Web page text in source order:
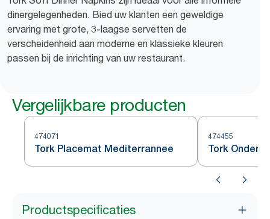
dinergelegenheden. Bied uw klanten een geweldige
ervaring met grote, 3-laagse servetten de
verscheidenheid aan moderne en klassieke kleuren
passen bij de inrichting van uw restaurant.
Vergelijkbare producten
474071
Tork Placemat Mediterrannee
474455
Tork
Productspecificaties